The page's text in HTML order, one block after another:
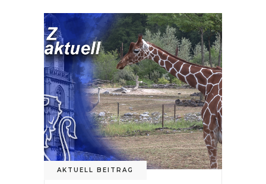
AKTUELL BEITRAG